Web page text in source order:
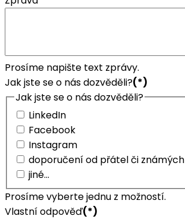
Prosíme napište text zprávy.
Jak jste se o nás dozvěděli?(*)
Jak jste se o nás dozvěděli?
LinkedIn
Facebook
Instagram
doporučení od přátel či známých
jiné...
Prosíme vyberte jednu z možností.
Vlastní odpověď(*)